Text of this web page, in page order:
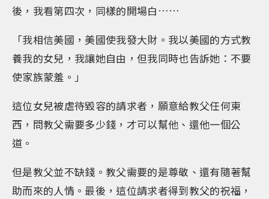
後，我看第四次，同樣的開場白……
「我相信美國，美國使我發大財。我以美國的方式教
養我的女兒，我讓她自由，但我同時也告訴她：不要
使家族蒙羞。」
這位女兒被虐待毀容的請求者，願意給教父任何東
西，問教父需要多少錢，才可以幫他、還他一個公
道。
但是教父並不缺錢。教父需要的是尊敬、還有隨著幫
助而來的人情。最後，這位請求者得到教父的祝福，